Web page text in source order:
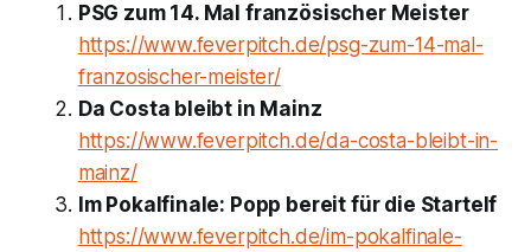
PSG zum 14. Mal französischer Meister
https://www.feverpitch.de/psg-zum-14-mal-
franzosischer-meister/
Da Costa bleibt in Mainz
https://www.feverpitch.de/da-costa-bleibt-in-
mainz/
Im Pokalfinale: Popp bereit für die Startelf
https://www.feverpitch.de/im-pokalfinale-